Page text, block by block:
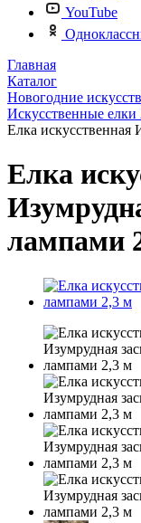
YouTube
Главная
Каталог
Новогодние
Искусственные елки
Елка искусственная
Елка
лампами